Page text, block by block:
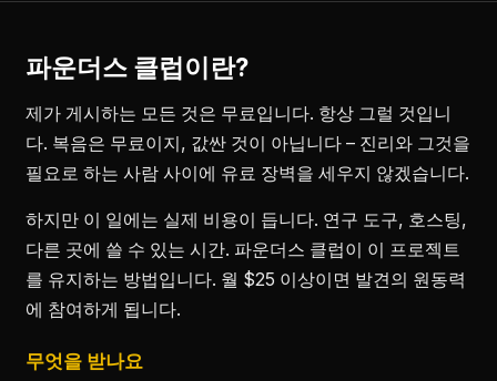
파운더스 클럽이란?
제가 게시하는 모든 것은 무료입니다. 항상 그럴 것입니
다. 복음은 무료이지, 값싼 것이 아닙니다 – 진리와 그것을
필요로 하는 사람 사이에 유료 장벽을 세우지 않겠습니다.
하지만 이 일에는 실제 비용이 듭니다. 연구 도구, 호스팅,
다른 곳에 쓸 수 있는 시간. 파운더스 클럽이 이 프로젝트
를 유지하는 방법입니다. 월 $25 이상이면 발견의 원동력
에 참여하게 됩니다.
무엇을 받나요